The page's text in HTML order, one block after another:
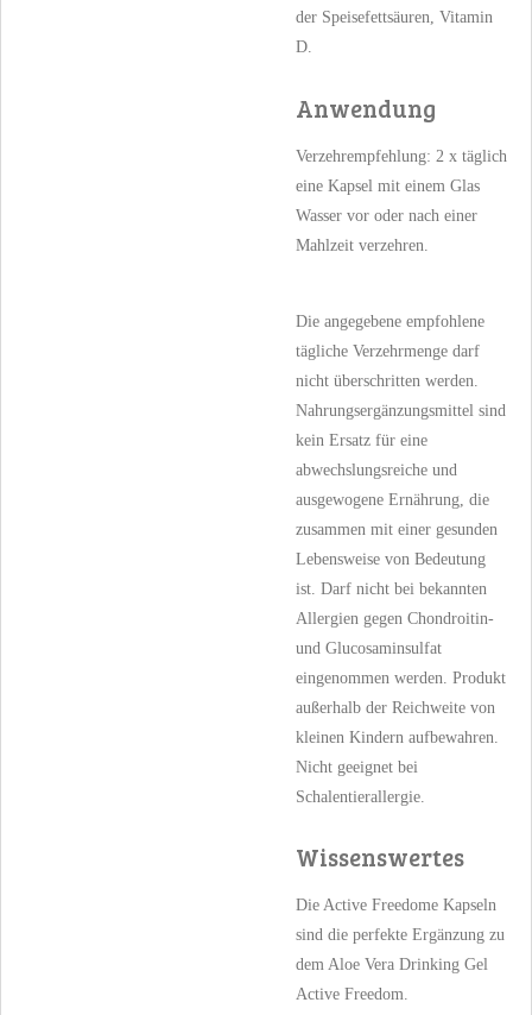
der Speisefettsäuren, Vita­­min
D.
Anwendung
Verzehrempfehlung: 2 x täglich
eine Kapsel mit einem Glas
Wasser vor oder nach einer
Mahlzeit verzehren.
Die angegebene empfohlene
tägliche Verzehrmenge darf
nicht überschritten werden.
Nahrungsergänzungsmittel sind
kein Ersatz für eine
abwechslungsreiche und
ausgewogene Ernährung, die
zusammen mit einer gesunden
Lebensweise von Bedeutung
ist. Darf nicht bei bekannten
Allergien gegen Chondroitin-
und Glucosaminsulfat
eingenommen werden. Produkt
außerhalb der Reichweite von
kleinen Kindern aufbewahren.
Nicht geeignet bei
Schalentierallergie.
Wissenswertes
Die Active Freedome Kapseln
sind die perfekte Ergänzung zu
dem Aloe Vera Drinking Gel
Active Freedom.